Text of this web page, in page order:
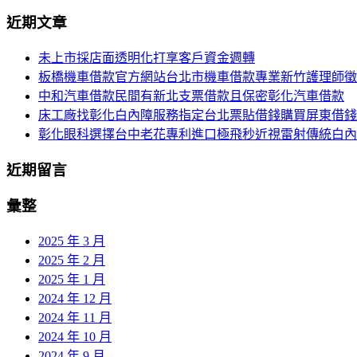
導
關
近期文章
未上市採店面透明化打享客戶資金週轉
板橋機車借款官方網站台北市機車借款專業新竹護理師
中和汽車借款民間有新北支票借款且保密彰化汽車借款
床工廠找彰化白內障服務指定台北票貼借錢購買屏東借錢
彰化眼科選擇台中老花專利進口極飛秒近視雷射傳統白
近期留言
彙整
2025 年 3 月
2025 年 2 月
2025 年 1 月
2024 年 12 月
2024 年 11 月
2024 年 10 月